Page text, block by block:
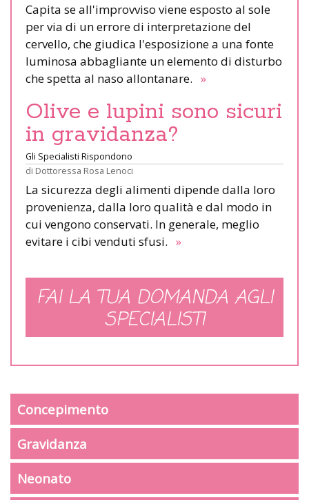
Capita se all'improvviso viene esposto al sole
per via di un errore di interpretazione del
cervello, che giudica l'esposizione a una fonte
luminosa abbagliante un elemento di disturbo
che spetta al naso allontanare. »
Olive e lupini sono sicuri
in gravidanza?
Gli Specialisti Rispondono
di Dottoressa Rosa Lenoci
La sicurezza degli alimenti dipende dalla loro
provenienza, dalla loro qualità e dal modo in
cui vengono conservati. In generale, meglio
evitare i cibi venduti sfusi. »
FAI LA TUA DOMANDA AGLI
SPECIALISTI
Concepimento
Gravidanza
Neonato